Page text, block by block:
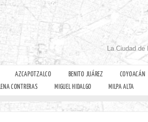
La Ciudad
AZCAPOTZALCO BENITO JUÁREZ
COYOACÁN
CONTRERAS
MIGUEL HIDALGO MILPA ALTA